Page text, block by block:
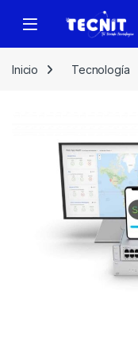
Inicio Tecnología